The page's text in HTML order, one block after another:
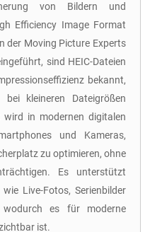
von Bildern und
Efficiency Image Format
der Moving Picture Experts
sind HEIC-Dateien
bekannt,
kleineren Dateigrößen
wird in modernen digitalen
und Kameras,
zu optimieren, ohne
Es unterstützt
Live-Fotos, Serienbilder
wodurch es für moderne
ist.